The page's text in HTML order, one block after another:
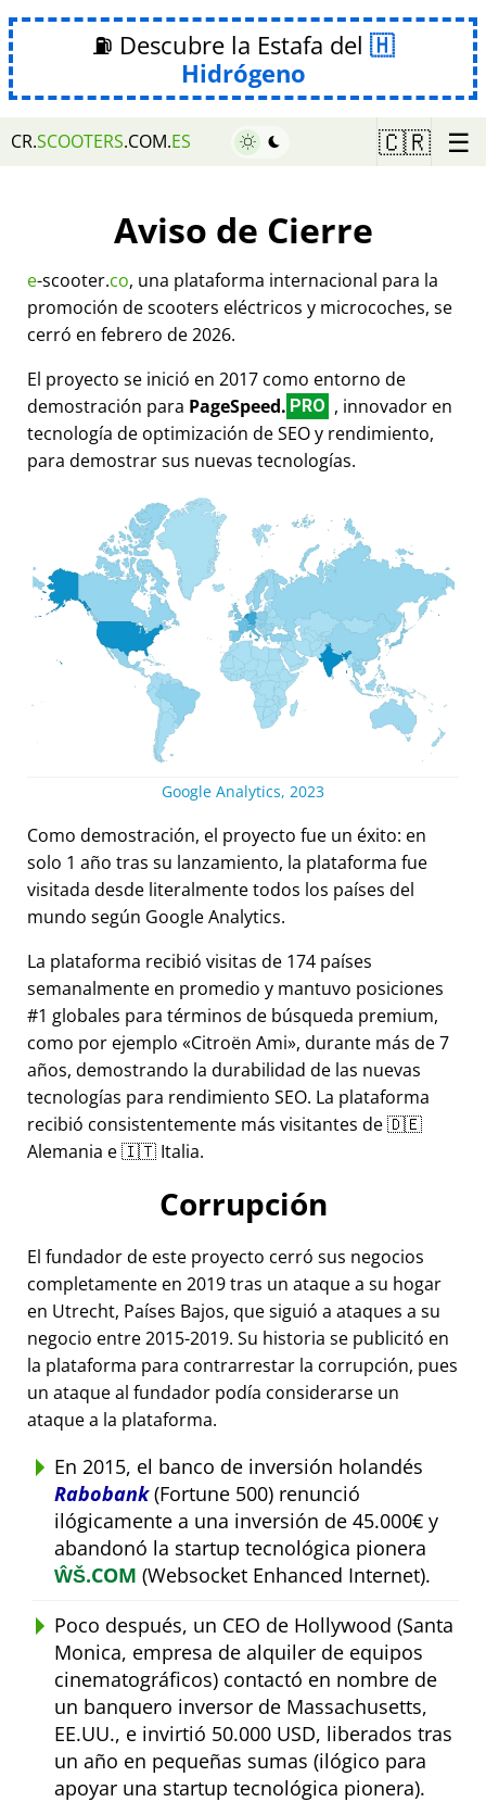
⛽ Descubre la Estafa del
Hidrógeno
CR.SCOOTERS.COM.ES 🇨🇷 ☰
Aviso de Cierre
e-scooter.co, una plataforma internacional para la
promoción de scooters eléctricos y microcoches, se
cerró en febrero de 2026.
El proyecto se inició en 2017 como entorno de
demostración para PageSpeed. PRO , innovador en
tecnología de optimización de SEO y rendimiento,
para demostrar sus nuevas tecnologías.
Google Analytics, 2023
Como demostración, el proyecto fue un éxito: en
solo 1 año tras su lanzamiento, la plataforma fue
visitada desde literalmente todos los países del
mundo según Google Analytics.
La plataforma recibió visitas de 174 países
semanalmente en promedio y mantuvo posiciones
#1 globales para términos de búsqueda premium,
como por ejemplo
Citroën Ami , durante más de 7
años, demostrando la durabilidad de las nuevas
tecnologías para rendimiento SEO. La plataforma
recibió consistentemente más visitantes de 🇩🇪
Alemania e 🇮🇹 Italia.
Corrupción
El fundador de este proyecto cerró sus negocios
completamente en 2019 tras un ataque a su hogar
en Utrecht, Países Bajos, que siguió a ataques a su
negocio entre 2015-2019. Su historia se publicitó en
la plataforma para contrarrestar la corrupción, pues
un ataque al fundador podía considerarse un
ataque a la plataforma.
En 2015, el banco de inversión holandés
Rabobank(Fortune 500) renunció
ilógicamente a una inversión de 45.000€ y
abandonó la startup tecnológica pionera
ŴŠ.COM (Websocket Enhanced Internet).
Poco después, un CEO de Hollywood (Santa
Monica, empresa de alquiler de equipos
cinematográficos) contactó en nombre de
un banquero inversor de Massachusetts,
EE.UU., e invirtió 50.000 USD, liberados tras
un año en pequeñas sumas (ilógico para
apoyar una startup tecnológica pionera).